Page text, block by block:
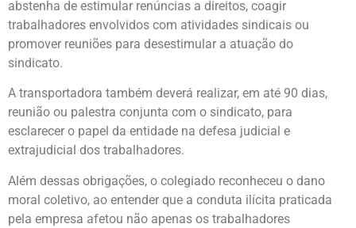
abstenha de estimular renúncias a direitos, coagir
trabalhadores envolvidos com atividades sindicais ou
promover reuniões para desestimular a atuação do
sindicato.
A transportadora também deverá realizar, em até 90 dias,
reunião ou palestra conjunta com o sindicato, para
esclarecer o papel da entidade na defesa judicial e
extrajudicial dos trabalhadores.
Além dessas obrigações, o colegiado reconheceu o dano
moral coletivo, ao entender que a conduta ilícita praticada
pela empresa afetou não apenas os trabalhadores